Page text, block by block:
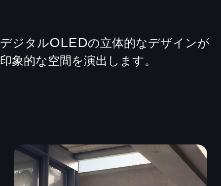
デジタルOLEDの立体的なデザインが
印象的な空間を演出します。